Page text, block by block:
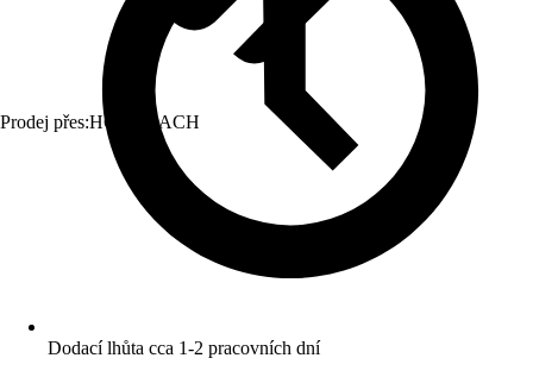
Prodej přes:HORNBACH
Dodací lhůta cca 1-2 pracovních dní